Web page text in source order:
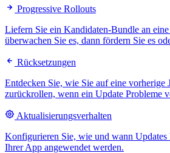
Progressive Rollouts
Liefern Sie ein Kandidaten-Bundle an
überwachen Sie es, dann fördern Sie es
Rücksetzungen
Entdecken Sie, wie Sie auf eine vorherige
zurückrollen, wenn ein Update Probleme
Aktualisierungsverhalten
Konfigurieren Sie, wie und wann Updates
Ihrer App angewendet werden.